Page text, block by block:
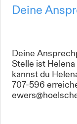
Deine
Deine
Stelle ist
kannst du
707-596